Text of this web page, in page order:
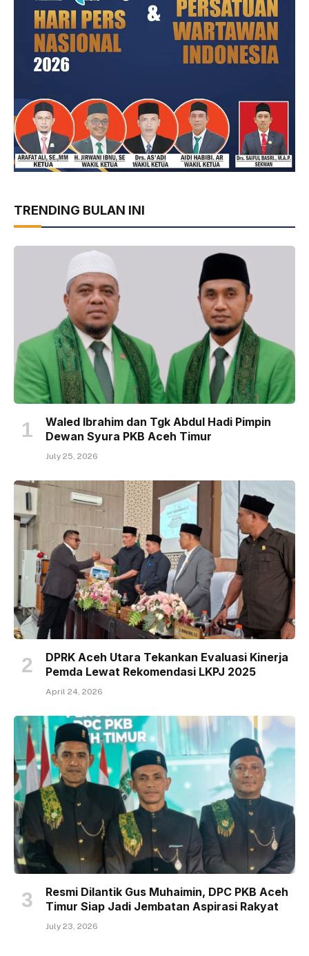
TRENDING BULAN INI
Waled Ibrahim dan Tgk Abdul Hadi Pimpin
Dewan Syura PKB Aceh Timur
July 25, 2026
DPRK Aceh Utara Tekankan Evaluasi Kinerja
Pemda Lewat Rekomendasi LKPJ 2025
April 24, 2026
Resmi Dilantik Gus Muhaimin, DPC PKB Aceh
Timur Siap Jadi Jembatan Aspirasi Rakyat
July 23, 2026